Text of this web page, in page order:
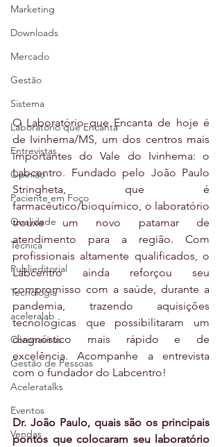
Marketing
Downloads
Mercado
Gestão
Sistema
Laboratório que Encanta
Entrevistas
Opinião
Paciente em Foco
Qualidade
Técnica
Publieditorial
Tecnologia
aceleralab
Coronavírus
Gestão de Pessoas
Aceleratalks
Eventos
Vendas
O Laboratório que Encanta de hoje é
de Ivinhema/MS, um dos centros mais
importantes do Vale do Ivinhema: o
Labcentro. Fundado pelo João Paulo
Stringheta, que é
farmacêutico/bioquímico, o laboratório
trouxe um novo patamar de
atendimento para a região. Com
profissionais altamente qualificados, o
Labcentro ainda reforçou seu
compromisso com a saúde, durante a
pandemia, trazendo aquisições
tecnológicas que possibilitaram um
diagnóstico mais rápido e de
excelência. Acompanhe a entrevista
com o fundador do Labcentro!
Dr. João Paulo, quais são os principais
pontos que colocaram seu laboratório